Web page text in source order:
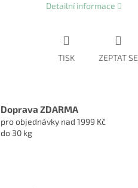
Detailní informace
TISK ZEPTAT SE
Doprava ZDARMA
pro objednávky nad 1999 Kč
do 30 kg